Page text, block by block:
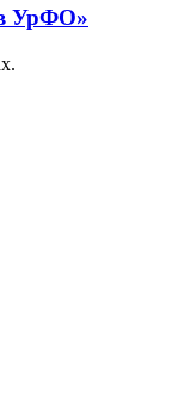
в УрФО»